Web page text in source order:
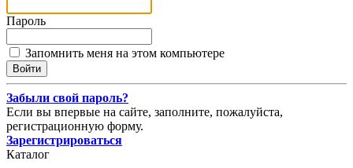
Пароль
Запомнить меня на этом компьютере
Забыли свой пароль?
Если вы впервые на сайте, заполните, пожалуйста,
регистрационную форму.
Зарегистрироваться
Каталог